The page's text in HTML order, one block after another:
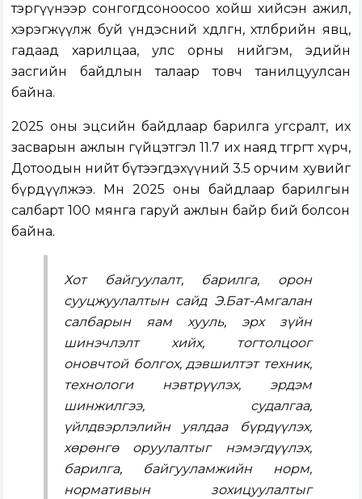
тэргүүнээр сонгогдсоноосоо хойш хийсэн ажил,
хэрэгжүүлж буй үндэсний хөдөлгөөн, хөтөлбөрийн явц,
гадаад харилцаа, улс орны нийгэм, эдийн
засгийн байдлын талаар товч танилцуулсан
байна.
2025 оны эцсийн байдлаар барилга угсралт, их
засварын ажлын гүйцэтгэл 11.7 их наяд төгрөгт хүрч,
Дотоодын нийт бүтээгдэхүүний 3.5 орчим хувийг
бүрдүүлжээ. Мөн 2025 оны байдлаар барилгын
салбарт 100 мянга гаруй ажлын байр бий болсон
байна.
Хот байгуулалт, барилга, орон
сууцжуулалтын сайд Э.Бат-Амгалан
салбарын яам хууль, эрх зүйн
шинэчлэлт хийх, тогтолцоог
оновчтой болгох, дэвшилтэт техник,
технологи нэвтрүүлэх, эрдэм
шинжилгээ, судалгаа,
үйлдвэрлэлийн уялдаа бүрдүүлэх,
хөрөнгө оруулалтыг нэмэгдүүлэх,
барилга, байгууламжийн норм,
нормативын зохицуулалтыг